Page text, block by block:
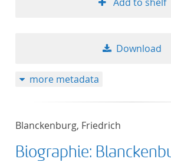
Download
more metadata
Blanckenburg, Friedrich
Biographie: